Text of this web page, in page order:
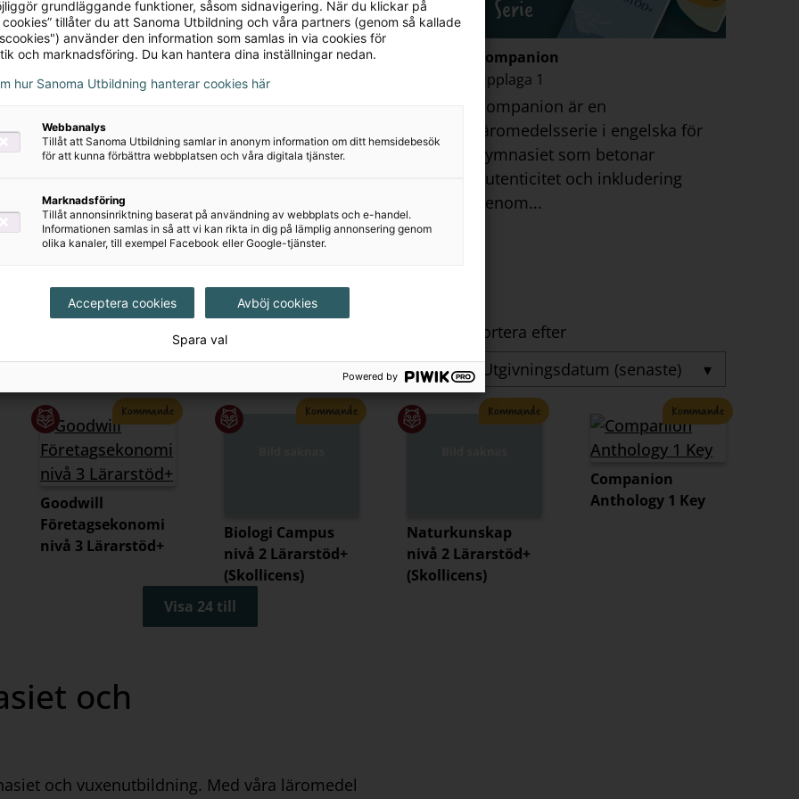
Gy25
är ett modernt
På ett utmanande
sätt...
Serie
Naturkunskap Gy25
Den nya upplagan av vår
är helt anpassad efter Gy25 och
den nya ämnesplanen...
Serie
Companion
Upplaga 1
Companion är en
läromedelsserie i engelska för
gymnasiet som betonar
autenticitet och inkludering
genom...
Visa 24 till
Sortera efter
▾
Kommande
Goodwill
Företagsekonomi
nivå 3 Lärarstöd+
Kommande
Biologi Campus
nivå 2 Lärarstöd+
(Skollicens)
Kommande
Naturkunskap
nivå 2 Lärarstöd+
(Skollicens)
Kommande
Companion
Anthology 1 Key
Visa 24 till
och
och vuxenutbildning. Med våra läromedel
grundläggande funktioner, såsom sidnavigering. När du klickar på
cookies” tillåter du att Sanoma Utbildning och våra partners (genom så kallade
använder den information som samlas in via cookies för
och marknadsföring. Du kan hantera dina inställningar nedan.
hur Sanoma Utbildning hanterar cookies här
Webbanalys
Tillåt att Sanoma Utbildning samlar in anonym information om ditt hemsidebesök
för att kunna förbättra webbplatsen och våra digitala tjänster.
Marknadsföring
Tillåt annonsinriktning baserat på användning av webbplats och e-handel.
Informationen samlas in så att vi kan rikta in dig på lämplig annonsering genom
olika kanaler, till exempel Facebook eller Google-tjänster.
Acceptera cookies Avböj cookies
Spara val
Powered by